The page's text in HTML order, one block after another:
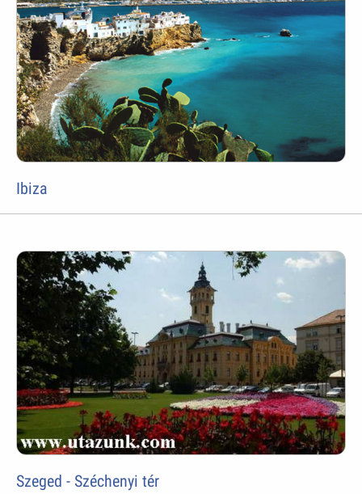
Ibiza
Szeged - Széchenyi tér